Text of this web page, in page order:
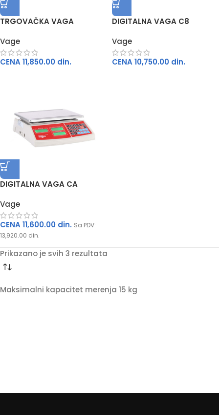
TRGOVAČKA VAGA
Vage
CENA11,850.00 din.
DIGITALNA VAGA C8
Vage
CENA10,750.00 din.
DIGITALNA VAGA CA
Vage
CENA11,600.00 din. Sa PDV:
13,920.00 din.
Prikazano je svih 3 rezultata
Maksimalni kapacitet merenja 15 kg